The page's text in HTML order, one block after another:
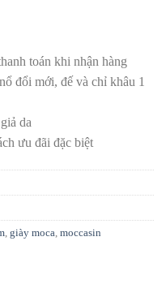
toán khi nhận hàng
đổi mới, đế và chỉ khâu 1
da
ưu đãi đặc biệt
giày moca moccasin